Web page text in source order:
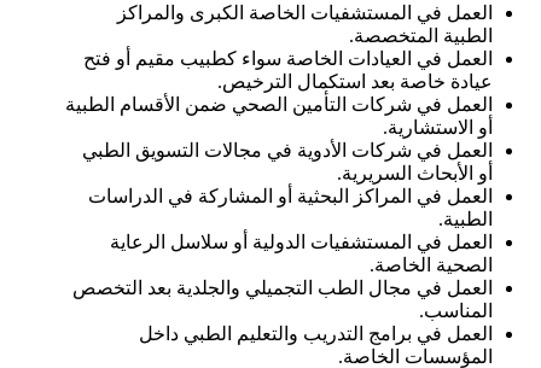
العمل في المستشفيات الخاصة الكبرى والمراكز
الطبية المتخصصة.
العمل في العيادات الخاصة سواء كطبيب مقيم أو فتح
عيادة خاصة بعد استكمال الترخيص.
العمل في شركات التأمين الصحي ضمن الأقسام الطبية
أو الاستشارية.
العمل في شركات الأدوية في مجالات التسويق الطبي
أو الأبحاث السريرية.
العمل في المراكز البحثية أو المشاركة في الدراسات
الطبية.
العمل في المستشفيات الدولية أو سلاسل الرعاية
الصحية الخاصة.
العمل في مجال الطب التجميلي والجلدية بعد التخصص
المناسب.
العمل في برامج التدريب والتعليم الطبي داخل
المؤسسات الخاصة.